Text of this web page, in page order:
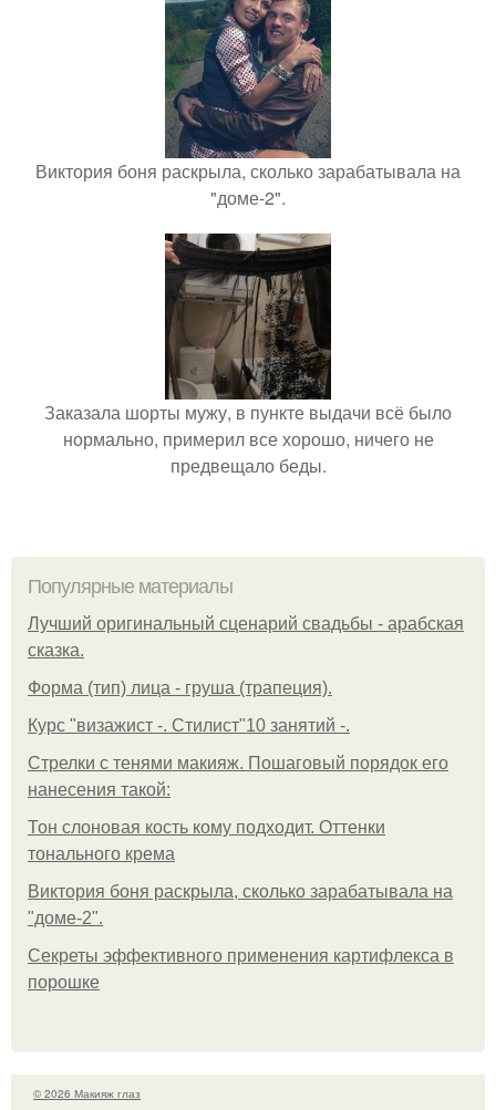
Виктория боня раскрыла, сколько зарабатывала на
"доме-2".
Заказала шорты мужу, в пункте выдачи всё было
нормально, примерил все хорошо, ничего не
предвещало беды.
Популярные материалы
Лучший оригинальный сценарий свадьбы - арабская
сказка.
Форма (тип) лица - груша (трапеция).
Курс "визажист -. Стилист"10 занятий -.
Стрелки с тенями макияж. Пошаговый порядок его
нанесения такой:
Тон слоновая кость кому подходит. Оттенки
тонального крема
Виктория боня раскрыла, сколько зарабатывала на
"доме-2".
Секреты эффективного применения картифлекса в
порошке
© 2026 Макияж глаз